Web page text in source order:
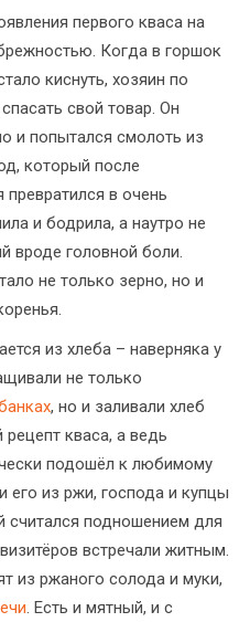
первого кваса на
Когда в горшок
киснуть, хозяин по
свой товар. Он
и попытался смолоть из
который после
в очень
и бодрила, а наутро не
вроде головной боли.
не только зерно, но и
из хлеба – наверняка у
не только
, но и заливали хлеб
кваса, а ведь
подошёл к любимому
его из ржи, господа и купцы
считался подношением для
встречали житным.
из ржаного солода и муки,
. Есть и мятный, и с